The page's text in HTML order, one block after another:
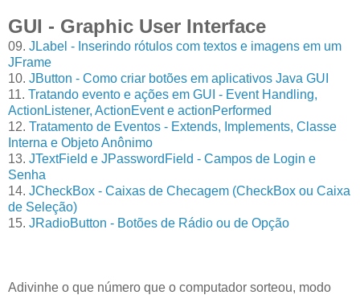
GUI - Graphic User Interface
09. JLabel - Inserindo rótulos com textos e imagens em um
JFrame
10. JButton - Como criar botões em aplicativos Java GUI
11. Tratando evento e ações em GUI - Event Handling,
ActionListener, ActionEvent e actionPerformed
12. Tratamento de Eventos - Extends, Implements, Classe
Interna e Objeto Anônimo
13. JTextField e JPasswordField - Campos de Login e
Senha
14. JCheckBox - Caixas de Checagem (CheckBox ou Caixa
de Seleção)
15. JRadioButton - Botões de Rádio ou de Opção
Adivinhe o que número que o computador sorteou, modo